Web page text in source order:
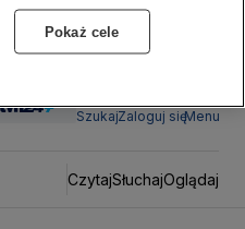
SzukajZaloguj sięMenu
CzytajSłuchajOglądaj
Pokaż cele